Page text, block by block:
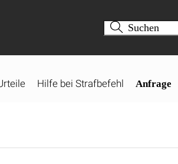
Hilfe bei Strafbefehl Anfrage